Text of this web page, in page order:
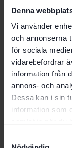
Denna
Vi använder
och annonserna
för sociala
vidarebefordrar
information från
annons- och
Dessa kan i sin
information som
Beskrivning
Passar till.RO
EC 150, LEX
Det finns inga
Du måste vara